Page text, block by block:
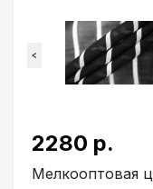
<
2280 р.
Мелкооптовая